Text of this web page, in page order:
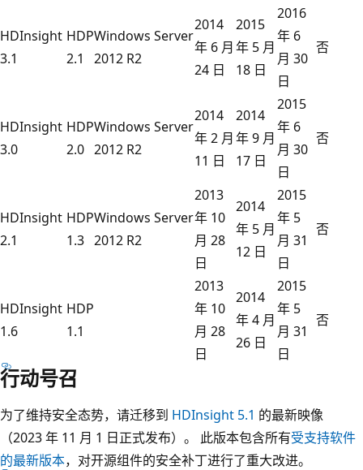
HDInsight
3.1
HDP
2.1
Windows Server
2012 R2
2014
年 6 月
24 日
2015
年 5 月
18 日
2016
年 6
月 30
日
否
HDInsight
3.0
HDP
2.0
Windows Server
2012 R2
2014
年 2 月
11 日
2014
年 9 月
17 日
2015
年 6
月 30
日
否
HDInsight
2.1
HDP
1.3
Windows Server
2012 R2
2013
年 10
月 28
日
2014
年 5 月
12 日
2015
年 5
月 31
日
否
HDInsight
1.6
HDP
1.1
2013
年 10
月 28
日
2014
年 4 月
26 日
2015
年 5
月 31
日
否
行动号召
为了维持安全态势，请迁移到 HDInsight 5.1 的最新映像
（2023 年 11 月 1 日正式发布）。 此版本包含所有受支持软件
的最新版本，对开源组件的安全补丁进行了重大改进。 ​